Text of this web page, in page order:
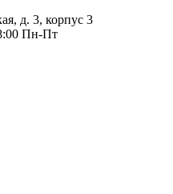
д. 3, корпус 3
Пн-Пт